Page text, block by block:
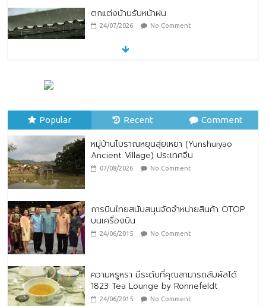
ตกแต่งบ้านรับหน้าฝน
24/07/2026 No Comment
Popular Recent Comment
หมู่บ้านโบราณหยุนสุ่ยเหยา (Yunshuiyao
Ancient Village) ประเทศจีน
07/08/2026 No Comment
การบินไทยสนับสนุนจัดจำหน่ายสินค้า OTOP
บนเครื่องบิน
24/06/2015 No Comment
ความหรูหรา มีระดับที่คุณสามารถสัมผัสได้
1823 Tea Lounge by Ronnefeldt
24/06/2015 No Comment